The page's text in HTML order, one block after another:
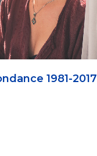
1981-2017